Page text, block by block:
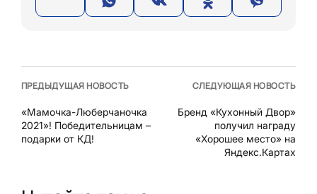
ПРЕДЫДУЩАЯ НОВОСТЬ
«Мамочка-Люберчаночка
2021»! Победительницам –
подарки от КД!
СЛЕДУЮЩАЯ НОВОСТЬ
Бренд «Кухонный Двор»
получил награду
«Хорошее место» на
Яндекс.Картах